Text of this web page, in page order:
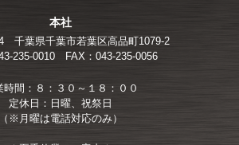
本社
千葉県千葉市若葉区高品町1079-2
235-0010
FAX：043-235-0056
時間：８：３０～１８：００
定休日：日曜、祝祭日
（※月曜は電話対応のみ）